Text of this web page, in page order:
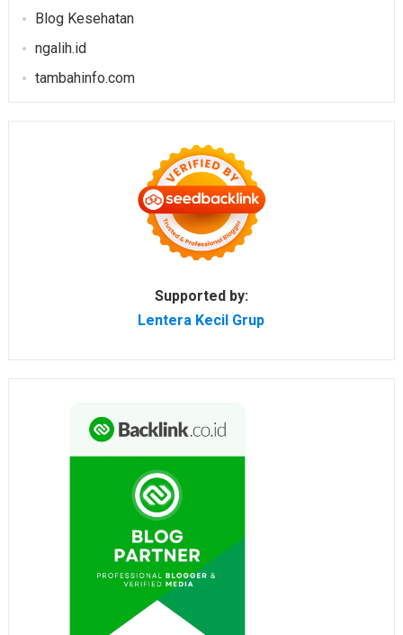
Blog Kesehatan
ngalih.id
tambahinfo.com
Supported by:
Lentera Kecil Grup